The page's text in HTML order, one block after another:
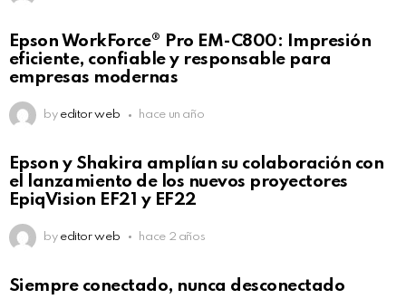
Epson WorkForce® Pro EM-C800: Impresión
eficiente, confiable y responsable para
empresas modernas
by editor web hace un año
Epson y Shakira amplían su colaboración con
el lanzamiento de los nuevos proyectores
EpiqVision EF21 y EF22
by editor web hace 2 años
Siempre conectado, nunca desconectado